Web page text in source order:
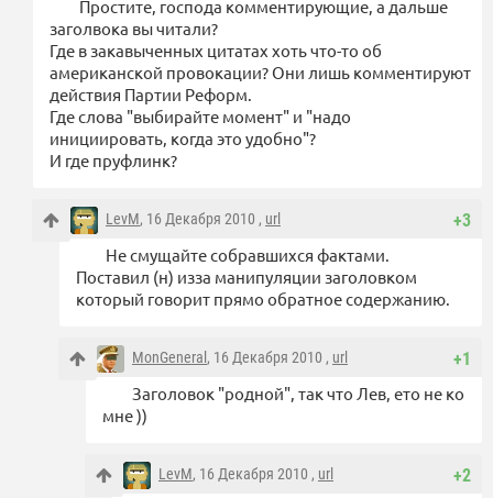
Простите, господа комментирующие, а дальше
заголвока вы читали?
Где в закавыченных цитатах хоть что-то об
американской провокации? Они лишь комментируют
действия Партии Реформ.
Где слова "выбирайте момент" и "надо
инициировать, когда это удобно"?
И где пруфлинк?
+3
LevM, 16 Декабря 2010 , url
Не смущайте собравшихся фактами.
Поставил (н) изза манипуляции заголовком
который говорит прямо обратное содержанию.
+1
MonGeneral , 16 Декабря 2010 , url
Заголовок "родной", так что Лев, ето не ко
мне ))
+2
LevM, 16 Декабря 2010 , url